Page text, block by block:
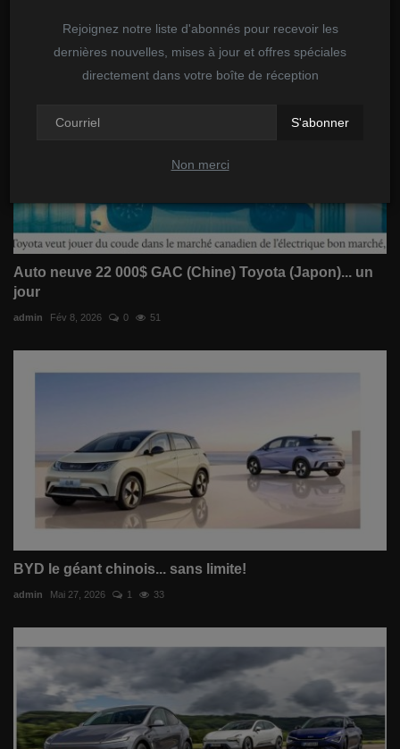
Rejoignez notre liste d'abonnés pour recevoir les
dernières nouvelles, mises à jour et offres spéciales
directement dans votre boîte de réception
S'abonner
Non merci
Auto neuve 22 000$ GAC (Chine) Toyota (Japon)... un
jour
admin Fév 8, 2026 0 51
BYD le géant chinois... sans limite!
admin Mai 27, 2026 1 33